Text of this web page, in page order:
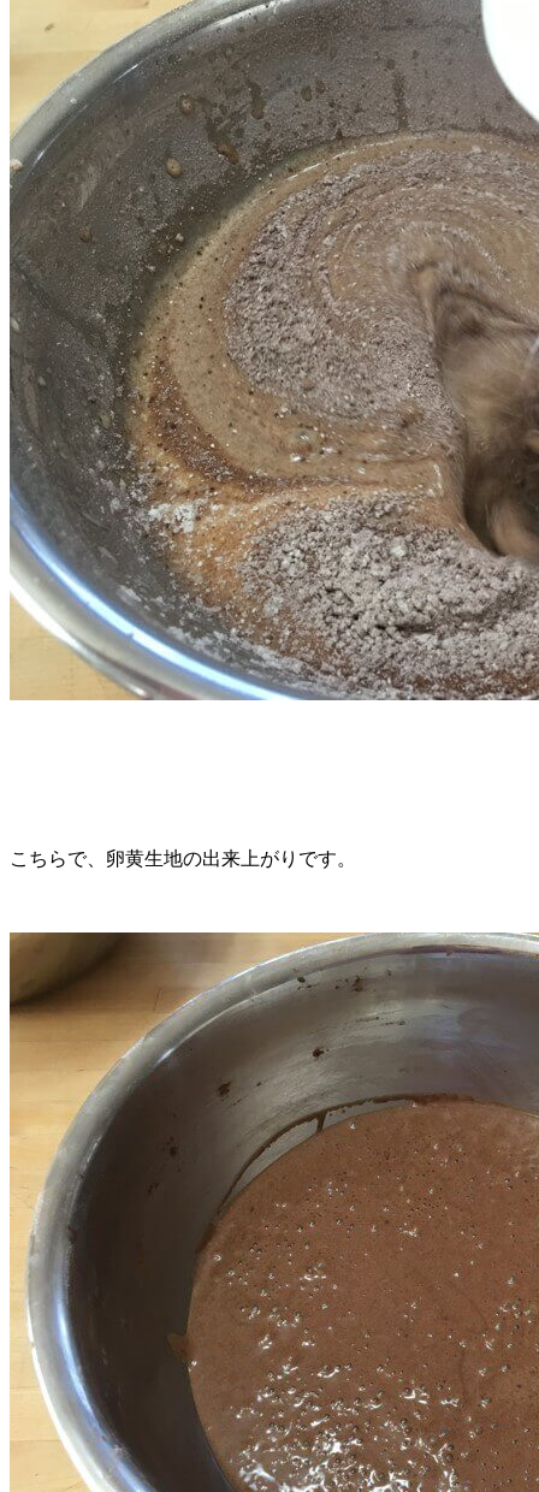
こちらで、卵黄生地の出来上がりです。